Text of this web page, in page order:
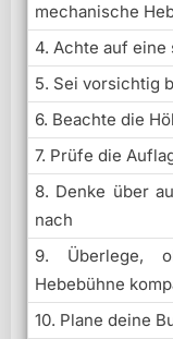
mechanische
4. Achte auf
5. Sei vorsichtig
6. Beachte die
7. Prüfe die
8. Denke über
nach
9. Überlege,
Hebebühne
10. Plane deine